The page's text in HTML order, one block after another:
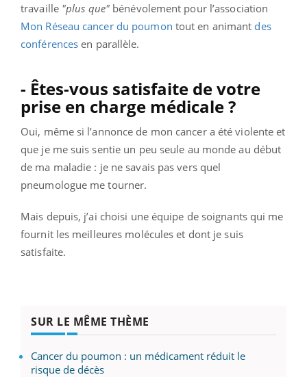
travaille "plus que" bénévolement pour l’association
Mon Réseau cancer du poumon tout en animant des
conférences en parallèle.
- Êtes-vous satisfaite de votre
prise en charge médicale ?
Oui, même si l’annonce de mon cancer a été violente et
que je me suis sentie un peu seule au monde au début
de ma maladie : je ne savais pas vers quel
pneumologue me tourner.
Mais depuis, j’ai choisi une équipe de soignants qui me
fournit les meilleures molécules et dont je suis
satisfaite.
SUR LE MÊME THÈME
Cancer du poumon : un médicament réduit le
risque de décès